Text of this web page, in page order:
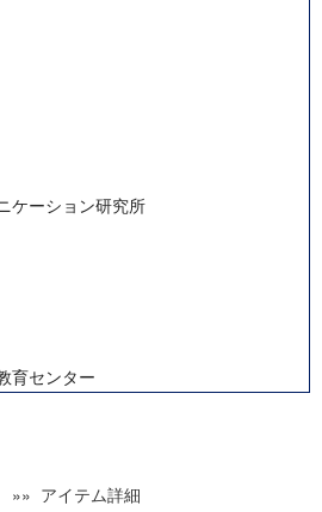
ケーション研究所
育センター
インスティテュート
»» アイテム詳細